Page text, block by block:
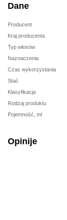
Dane
Producent
Kraj producenta
Typ włosów
Naznaczenia
Czas wykorzystania
Stać
Klasyfikacja
Rodzaj produktu
Pojemność, ml
Opinije